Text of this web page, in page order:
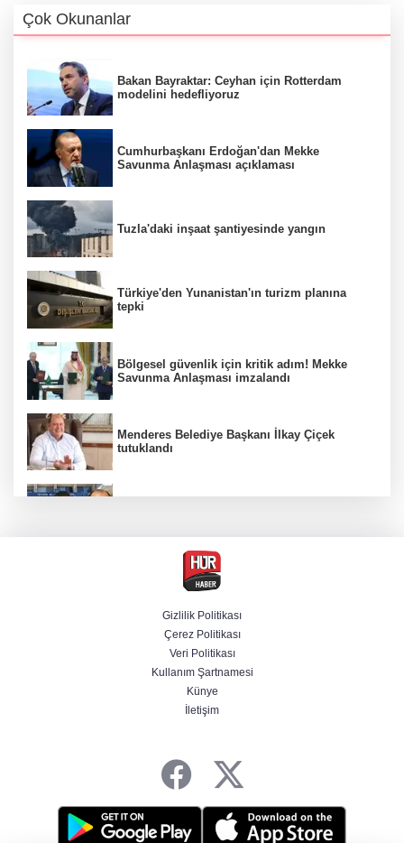
Çok Okunanlar
Bakan Bayraktar: Ceyhan için Rotterdam
modelini hedefliyoruz
Cumhurbaşkanı Erdoğan'dan Mekke
Savunma Anlaşması açıklaması
Tuzla'daki inşaat şantiyesinde yangın
Türkiye'den Yunanistan'ın turizm planına
tepki
Bölgesel güvenlik için kritik adım! Mekke
Savunma Anlaşması imzalandı
Menderes Belediye Başkanı İlkay Çiçek
tutuklandı
Bakan Gürlek: Kanunda şehitleri incitecek
düzenleme yok
Derin taarruz, yüksek hassasiyet! Bayraktar
AKINCI TİHA TOLUN P ile vurdu
Bakan Yumaklı duyurdu! Çiftçilere ödemeler
Gizlilik Politikası
Çerez Politikası
Veri Politikası
Kullanım Şartnamesi
Künye
İletişim